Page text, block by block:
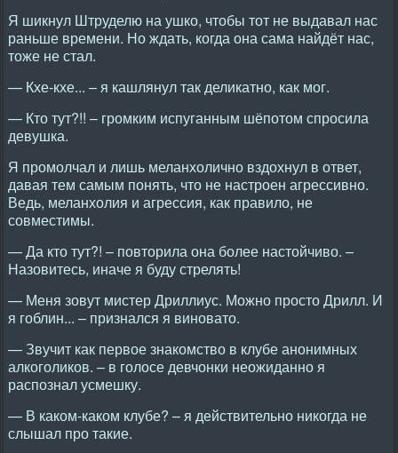
Я шикнул Штруделю на ушко, чтобы тот не выдавал нас
раньше времени. Но ждать, когда она сама найдёт нас,
тоже не стал.
— Кхе-кхе... – я кашлянул так деликатно, как мог.
— Кто тут?!! – громким испуганным шёпотом спросила
девушка.
Я промолчал и лишь меланхолично вздохнул в ответ,
давая тем самым понять, что не настроен агрессивно.
Ведь, меланхолия и агрессия, как правило, не
совместимы.
— Да кто тут?! – повторила она более настойчиво. –
Назовитесь, иначе я буду стрелять!
— Меня зовут мистер Дриллиус. Можно просто Дрилл. И
я гоблин... – признался я виновато.
— Звучит как первое знакомство в клубе анонимных
алкоголиков. – в голосе девчонки неожиданно я
распознал усмешку.
— В каком-каком клубе? – я действительно никогда не
слышал про такие.